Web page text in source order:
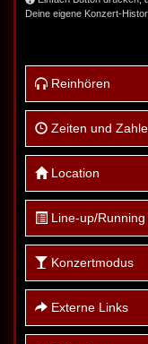
Deine eigene Konzert-
Reinhören
Zeiten und
Location
Line-up/
Konzertmodus
Externe Links